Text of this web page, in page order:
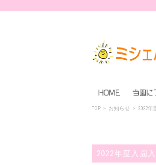
HOME 当園に
TOP > お知らせ > 2022
2022年度入園